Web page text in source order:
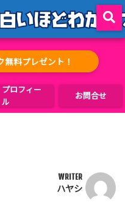
料プレゼント！
プロフィー
ル
お問合せ
WRITER
ハヤシ